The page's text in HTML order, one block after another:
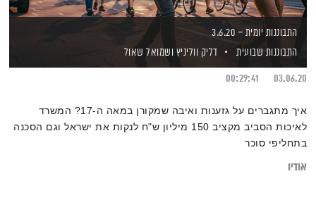
התבוננות יומית – 3.6.20
התבוננות שבועית
דליק ווליניץ ושמואל שאול
03.06.20
00:29:41
איך מתגברים על גזענות ואיבה שמקורן במאה ה-17? המשרד
לאיכות הסביב מקציב 150 מיליון ש"ח לנקות את ישראל וגם הסכנה
בתחליפי סוכר
אודיו